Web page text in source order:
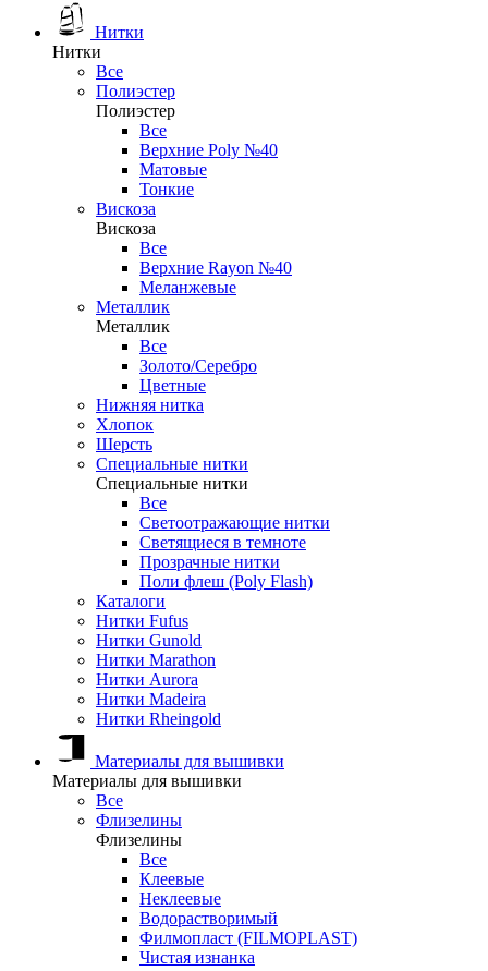
Нитки
Нитки
Все
Полиэстер
Полиэстер
Все
Верхние Poly №40
Матовые
Тонкие
Вискоза
Вискоза
Все
Верхние Rayon №40
Меланжевые
Металлик
Металлик
Все
Золото/Серебро
Цветные
Нижняя нитка
Хлопок
Шерсть
Специальные нитки
Специальные нитки
Все
Светоотражающие нитки
Светящиеся в темноте
Прозрачные нитки
Поли флеш (Poly Flash)
Каталоги
Нитки Fufus
Нитки Gunold
Нитки Marathon
Нитки Aurora
Нитки Madeira
Нитки Rheingold
Материалы для вышивки
Материалы для вышивки
Все
Флизелины
Флизелины
Все
Клеевые
Неклеевые
Водорастворимый
Филмопласт (FILMOPLAST)
Чистая изнанка